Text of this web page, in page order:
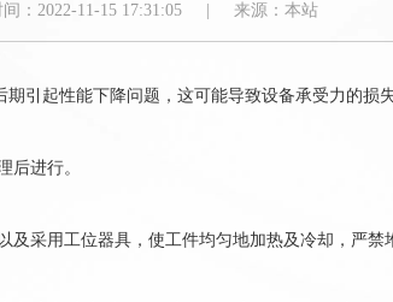
间：2022-11-15 17:31:05 | 来源：本站
起性能下降问题，这可能导致设备承受力的损
进行。
用工位器具，使工件均匀地加热及冷却，严禁